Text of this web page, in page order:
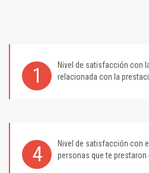
1 Nivel de satisfacción con
relacionada con la
4 Nivel de satisfacción con
personas que te prestaron